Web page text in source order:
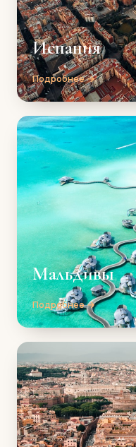
Испания
Подробнее →
Мальдивы
Подробнее →